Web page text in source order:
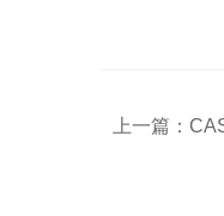
上一篇：